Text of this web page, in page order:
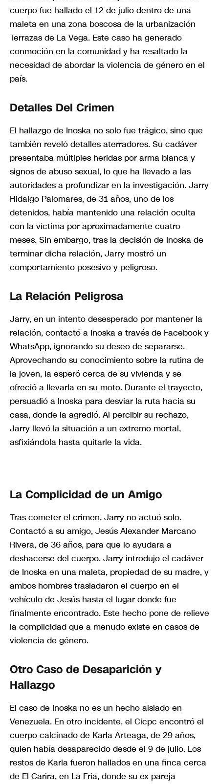
cuerpo fue hallado el 12 de julio dentro de una
maleta en una zona boscosa de la urbanización
Terrazas de La Vega. Este caso ha generado
conmoción en la comunidad y ha resaltado la
necesidad de abordar la violencia de género en el
país.
Detalles Del Crimen
El hallazgo de Inoska no solo fue trágico, sino que
también reveló detalles aterradores. Su cadáver
presentaba múltiples heridas por arma blanca y
signos de abuso sexual, lo que ha llevado a las
autoridades a profundizar en la investigación. Jarry
Hidalgo Palomares, de 31 años, uno de los
detenidos, había mantenido una relación oculta
con la víctima por aproximadamente cuatro
meses. Sin embargo, tras la decisión de Inoska de
terminar dicha relación, Jarry mostró un
comportamiento posesivo y peligroso.
La Relación Peligrosa
Jarry, en un intento desesperado por mantener la
relación, contactó a Inoska a través de Facebook y
WhatsApp, ignorando su deseo de separarse.
Aprovechando su conocimiento sobre la rutina de
la joven, la esperó cerca de su vivienda y se
ofreció a llevarla en su moto. Durante el trayecto,
persuadió a Inoska para desviar la ruta hacia su
casa, donde la agredió. Al percibir su rechazo,
Jarry llevó la situación a un extremo mortal,
asfixiándola hasta quitarle la vida.
La Complicidad de un Amigo
Tras cometer el crimen, Jarry no actuó solo.
Contactó a su amigo, Jesús Alexander Marcano
Rivera, de 36 años, para que lo ayudara a
deshacerse del cuerpo. Jarry introdujo el cadáver
de Inoska en una maleta, propiedad de su madre, y
ambos hombres trasladaron el cuerpo en el
vehículo de Jesús hasta el lugar donde fue
finalmente encontrado. Este hecho pone de relieve
la complicidad que a menudo existe en casos de
violencia de género.
Otro Caso de Desaparición y
Hallazgo
El caso de Inoska no es un hecho aislado en
Venezuela. En otro incidente, el Cicpc encontró el
cuerpo calcinado de Karla Arteaga, de 29 años,
quien había desaparecido desde el 9 de julio. Los
restos de Karla fueron hallados en una finca cerca
de El Carira, en La Fría, donde su ex pareja